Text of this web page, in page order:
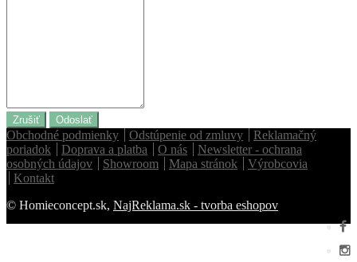
Zrušiť Odoslať
Obchodné podmienky Odstúpenie od zmluvy
Reklamačný
poriadok
Doprava a platba O nás
Newsletter - ochrana
osobných údajov
Showroom Mapa stránok
Výrobcovia
Kontakt
© Homieconcept.sk, NajReklama.sk - tvorba eshopov